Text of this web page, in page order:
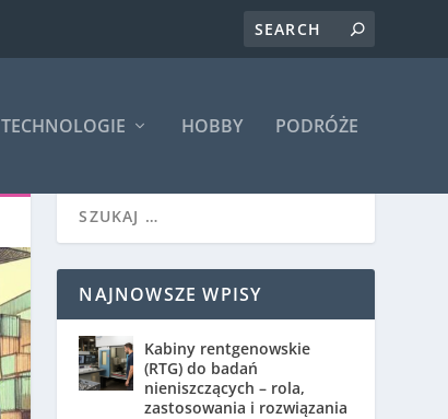
TECHNOLOGIE HOBBY PODRÓŻE
NAJNOWSZE WPISY
Kabiny rentgenowskie
(RTG) do badań
nieniszczących – rola,
zastosowania i rozwiązania